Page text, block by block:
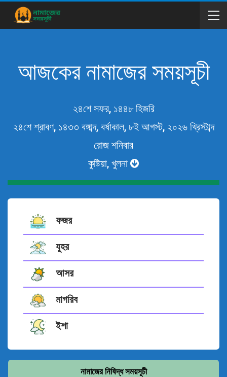
আজকের নামাজের সময়সূচী
২৪শে সফর, ১৪৪৮ হিজরি
২৪শে শ্রাবণ, ১৪৩৩ বঙ্গাব্দ, বর্ষাকাল, ৮ই আগস্ট, ২০২৬ খ্রিস্টাব্দ
রোজ শনিবার
কুষ্টিয়া, খুলনা
ফজর
যুহর
আসর
মাগরিব
ইশা
নামাজের নিষিদ্ধ সময়সূচী